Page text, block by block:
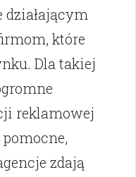
które
Dla takiej
reklamowej
zdają